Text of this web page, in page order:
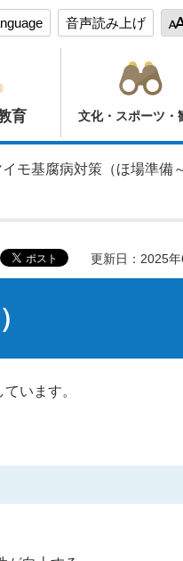
音声読み上げ
育 文化・スポーツ・
モ基腐病対策（ほ場準備
更新日：2025
います。